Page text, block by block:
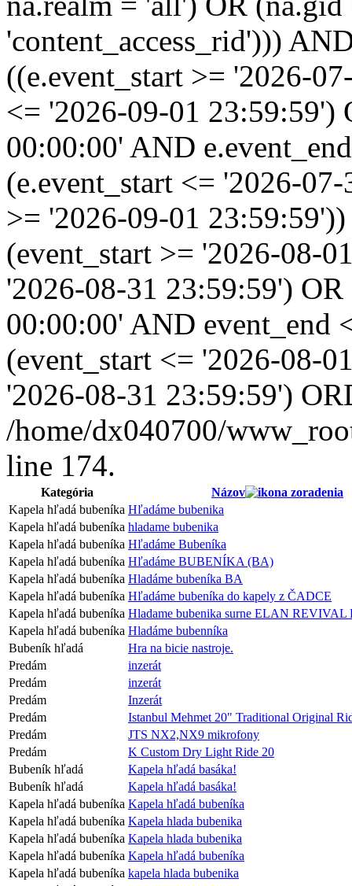
'content_access_rid')))
((e.event_start >= '2026-
<= '2026-09-01 23:59:59')
00:00:00' AND
(e.event_start <= '2026-
>= '2026-09-01
(event_start >= '2026-08-
'2026-08-31 23:59:59')
00:00:00' AND event_end
(event_start <= '2026-08-
'2026-08-31 23:59:59')
/home/dx040700/
line 174.
Kategória
Názov
Kapela hľadá bubeníka Hľadáme bubenika
Kapela hľadá bubeníka hladame bubenika
Kapela hľadá bubeníka Hľadáme Bubeníka
Kapela hľadá bubeníka Hľadáme BUBENÍKA (BA)
Kapela hľadá bubeníka Hladáme bubeníka BA
Kapela hľadá bubeníka Hľadáme bubeníka do kapely z ČADCE
Kapela hľadá bubeníka Hladame bubenika surne ELAN
Kapela hľadá bubeníka Hladáme bubenníka
Bubeník hľadá
Hra na bicie nastroje.
Predám
inzerát
Predám
inzerát
Predám
Inzerát
Predám
Istanbul Mehmet 20" Traditional Original
Predám
JTS NX2,NX9 mikrofony
Predám
K Custom Dry Light Ride 20
Bubeník hľadá
Kapela hľadá basáka!
Bubeník hľadá
Kapela hľadá basáka!
Kapela hľadá bubeníka Kapela hľadá bubeníka
Kapela hľadá bubeníka Kapela hlada bubenika
Kapela hľadá bubeníka Kapela hlada bubenika
Kapela hľadá bubeníka Kapela hľadá bubeníka
Kapela hľadá bubeníka kapela hlada bubenika